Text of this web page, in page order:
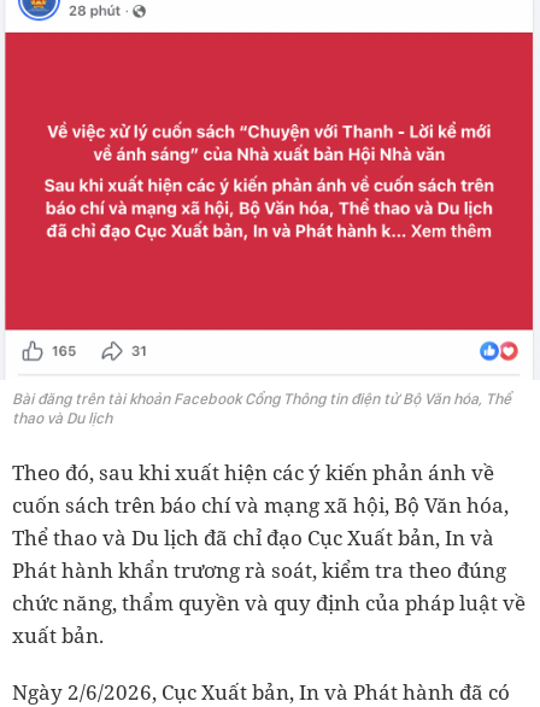
Bài đăng trên tài khoản Facebook Cổng Thông tin điện tử Bộ Văn hóa, Thể
thao và Du lịch
Theo đó, sau khi xuất hiện các ý kiến phản ánh về
cuốn sách trên báo chí và mạng xã hội, Bộ Văn hóa,
Thể thao và Du lịch đã chỉ đạo Cục Xuất bản, In và
Phát hành khẩn trương rà soát, kiểm tra theo đúng
chức năng, thẩm quyền và quy định của pháp luật về
xuất bản.
Ngày 2/6/2026, Cục Xuất bản, In và Phát hành đã có